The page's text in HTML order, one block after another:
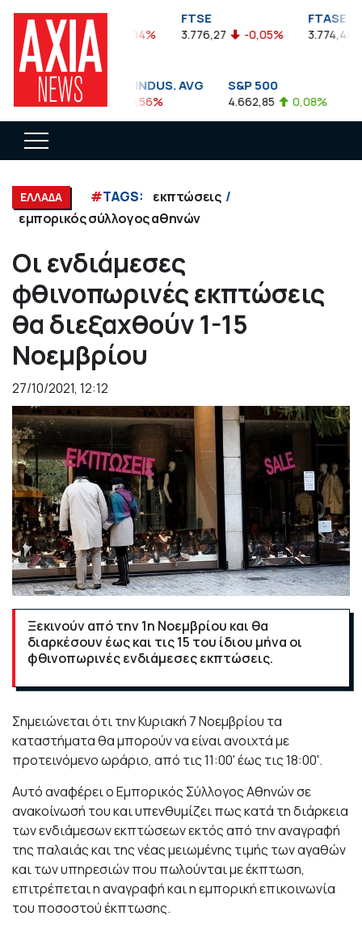
FTSEA
899,47 -0,04%
FTSE
3.776,27 -0,05%
FTASE
3.774,48
DOW JONES INDUS. AVG
35.911,81 -0,56%
S&P 500
4.662,85 0,08%
ΕΛΛΑΔΑ #TAGS:
εκπτώσεις
εμπορικός σύλλογος αθηνών
Οι ενδιάμεσες
φθινοπωρινές εκπτώσεις
θα διεξαχθούν 1-15
Νοεμβρίου
27/10/2021, 12:12
Ξεκινούν από την 1η Νοεμβρίου και θα
διαρκέσουν έως και τις 15 του ίδιου μήνα οι
φθινοπωρινές ενδιάμεσες εκπτώσεις.
Σημειώνεται ότι την Κυριακή 7 Νοεμβρίου τα
καταστήματα θα μπορούν να είναι ανοιχτά με
προτεινόμενο ωράριο, από τις 11:00' έως τις 18:00'.
Αυτό αναφέρει ο Εμπορικός Σύλλογος Αθηνών σε
ανακοίνωσή του και υπενθυμίζει πως κατά τη διάρκεια
των ενδιάμεσων εκπτώσεων εκτός από την αναγραφή
της παλαιάς και της νέας μειωμένης τιμής των αγαθών
και των υπηρεσιών που πωλούνται με έκπτωση,
επιτρέπεται η αναγραφή και η εμπορική επικοινωνία
του ποσοστού έκπτωσης.